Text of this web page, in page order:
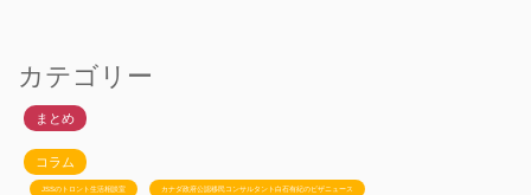
カテゴリー
まとめ
コラム
JSSのトロント生活相談室 カナダ政府公認移民コンサルタント白石有紀のビザニュース